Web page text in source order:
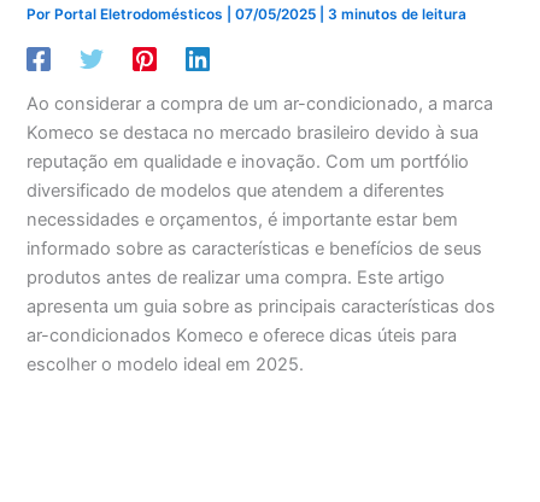
PorPortal Eletrodomésticos |07/05/2025 |3 minutos de leitura
Ao considerar a compra de um ar-condicionado, a marca
Komeco se destaca no mercado brasileiro devido à sua
reputação em qualidade e inovação. Com um portfólio
diversificado de modelos que atendem a diferentes
necessidades e orçamentos, é importante estar bem
informado sobre as características e benefícios de seus
produtos antes de realizar uma compra. Este artigo
apresenta um guia sobre as principais características dos
ar-condicionados Komeco e oferece dicas úteis para
escolher o modelo ideal em 2025.